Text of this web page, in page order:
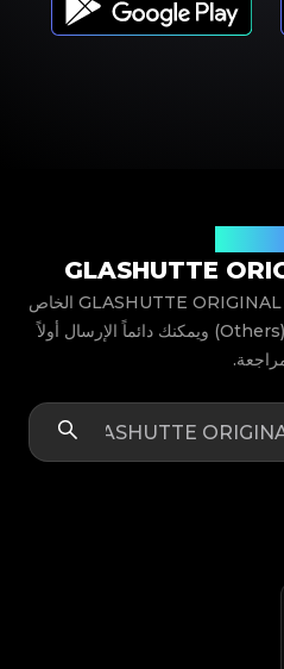
لا يمكنك العثور على موديل منتج GLASHUTTE ORIGINAL الخاص
بك؟ لا تقلق، لدينا خيار "أخرى" (Others) ويمكنك دائماً الإرسال أولاً